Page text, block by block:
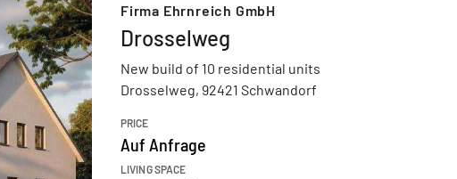
Firma Ehrnreich GmbH
Drosselweg
New build of 10 residential units
Drosselweg, 92421 Schwandorf
PRICE
Auf Anfrage
LIVING SPACE